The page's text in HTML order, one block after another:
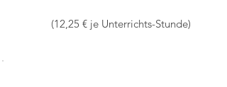
(12,25 € je Unterrichts-Stunde)